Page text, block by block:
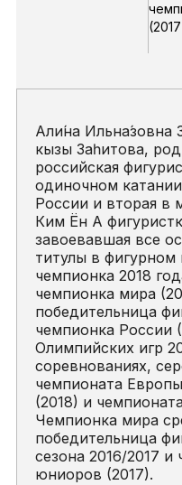
Али́на Ильна́зовна
кызы Заһитова,
российская
одиночном
России и вторая в
Ким Ён А
завоевавшая все
титулы в фигурном
чемпионка 2018
чемпионка мира
победительница
чемпионка России
Олимпийских игр
соревнованиях,
чемпионата
(2018) и
Чемпионка мира
победительница
сезона 2016/2017
юниоров (2017).